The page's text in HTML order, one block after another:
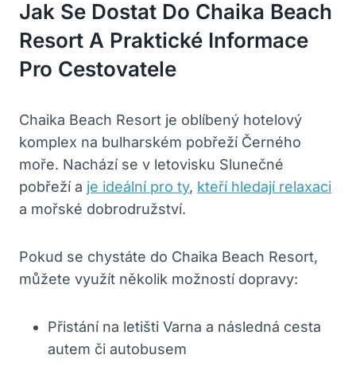
Jak Se Dostat Do Chaika Beach
Resort A Praktické Informace
Pro Cestovatele
Chaika Beach Resort je oblíbený hotelový
komplex na bulharském pobřeží Černého
moře. Nachází se v letovisku Slunečné
pobřeží a je ideální pro ty, kteří hledají relaxaci
a mořské dobrodružství.
Pokud se chystáte do Chaika Beach Resort,
můžete využít několik možností dopravy:
Přistání na letišti Varna a následná cesta
autem či autobusem